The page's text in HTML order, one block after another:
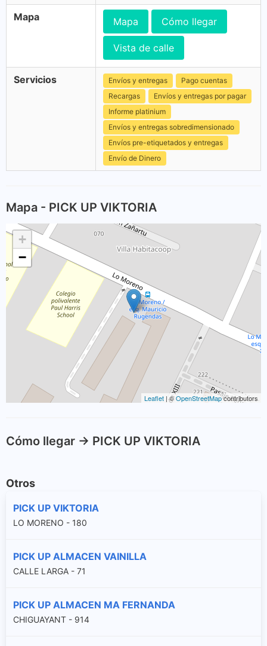
Mapa Mapa Cómo llegar
Vista de calle
Servicios Envíos y entregas
Pago cuentas
Recargas
Envíos y entregas por pagar
Informe platinium
Envíos y entregas sobredimensionado
Envíos pre-etiquetados y entregas
Envío de Dinero
Mapa - PICK UP VIKTORIA
+
−
Leaflet | ©OpenStreetMapcontributors
Cómo llegar -> PICK UP VIKTORIA
Otros
PICK UP VIKTORIA
LO MORENO - 180
PICK UP ALMACEN VAINILLA
CALLE LARGA - 71
PICK UP ALMACEN MA FERNANDA
CHIGUAYANT - 914